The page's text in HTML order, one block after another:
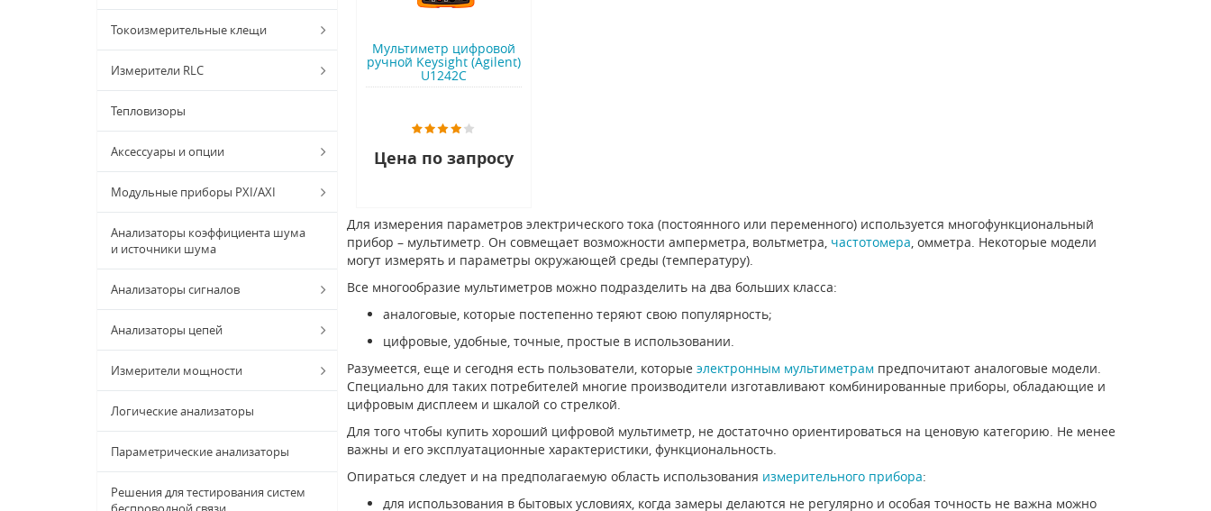
Токоизмерительные клещи
Измерители RLC
Тепловизоры
Аксессуары и опции
Модульные приборы PXI/AXI
Анализаторы коэффициента шума
и источники шума
Анализаторы сигналов
Анализаторы цепей
Измерители мощности
Логические анализаторы
Параметрические анализаторы
Решения для тестирования систем
Мультиметр цифровой
ручной Keysight (Agilent)
U1242C
Цена по запросу
Для измерения параметров электрического тока (постоянного или переменного) используется многофункциональный
прибор – мультиметр. Он совмещает возможности амперметра, вольтметра, частотомера , омметра. Некоторые модели
могут измерять и параметры окружающей среды (температуру).
Все многообразие мультиметров можно подразделить на два больших класса:
аналоговые, которые постепенно теряют свою популярность;
цифровые, удобные, точные, простые в использовании.
Разумеется, еще и сегодня есть пользователи, которые электронным мультиметрам предпочитают аналоговые модели.
Специально для таких потребителей многие производители изготавливают комбинированные приборы, обладающие и
цифровым дисплеем и шкалой со стрелкой.
Для того чтобы купить хороший цифровой мультиметр, не достаточно ориентироваться на ценовую категорию. Не менее
важны и его эксплуатационные характеристики, функциональность.
Опираться следует и на предполагаемую область использования измерительного прибора:
для использования в бытовых условиях, когда замеры делаются не регулярно и особая точность не важна можно